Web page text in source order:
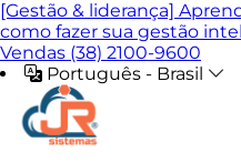
[Gestão & liderança]
como fazer sua gestão
Vendas (38) 2100-9600
Português - Brasil